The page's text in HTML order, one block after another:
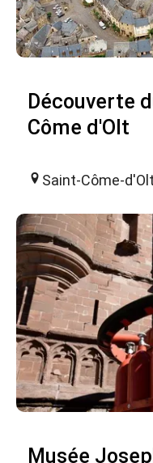
Découverte
Côme d'Olt
Saint-Côme-d'Olt
Musée